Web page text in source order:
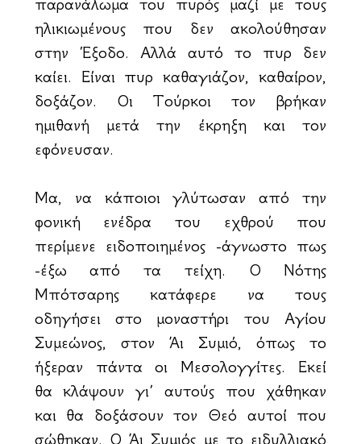
παρανάλωμα του πυρός μαζί με τους
ηλικιωμένους που δεν ακολούθησαν
στην Έξοδο. Αλλά αυτό το πυρ δεν
καίει. Είναι πυρ καθαγιάζον, καθαίρον,
δοξάζον. Οι Τούρκοι τον βρήκαν
ημιθανή μετά την έκρηξη και τον
εφόνευσαν.
Μα, να κάποιοι γλύτωσαν από την
φονική ενέδρα του εχθρού που
περίμενε ειδοποιημένος -άγνωστο πως
-έξω από τα τείχη. Ο Νότης
Μπότσαρης κατάφερε να τους
οδηγήσει στο μοναστήρι του Αγίου
Συμεώνος, στον Άι Συμιό, όπως το
ήξεραν πάντα οι Μεσολογγίτες. Εκεί
θα κλάψουν γι’ αυτούς που χάθηκαν
και θα δοξάσουν τον Θεό αυτοί που
σώθηκαν. Ο Άι Συμιός με το ειδυλλιακό